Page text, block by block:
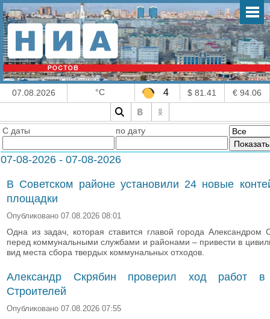
07.08.2026 °C 4 $ 81.41 € 94.06
С даты по дату
07-08-2026 - 07-08-2026
В Советском районе установили 24 новые
площадки
Опубликовано 07.08.2026 08:01
Одна из задач, которая ставится главой города Александром
перед коммунальными службами и районами – привести в
вид места сбора твердых коммунальных отходов.
Александр Скрябин проверил ход работ в
Строителей
Опубликовано 07.08.2026 07:55